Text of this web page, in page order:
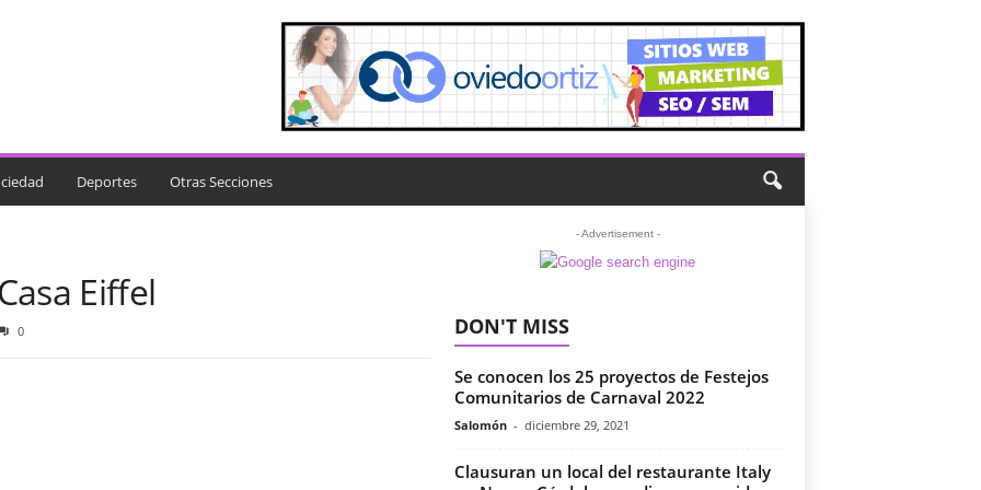
Deportes Otras Secciones
Eiffel
0
- Advertisement -
DON'T MISS
Se conocen los 25 proyectos de Festejos
Comunitarios de Carnaval 2022
Salomón - diciembre 29, 2021
Clausuran un local del restaurante Italy